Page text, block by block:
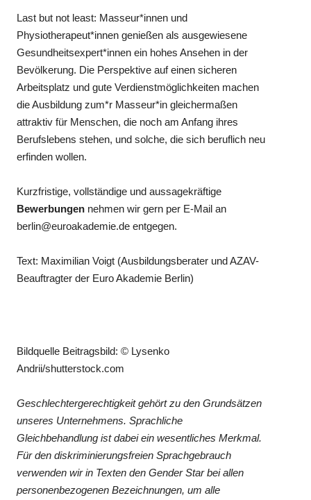
Last but not least: Masseur*innen und
Physiotherapeut*innen genießen als ausgewiesene
Gesundheitsexpert*innen ein hohes Ansehen in der
Bevölkerung. Die Perspektive auf einen sicheren
Arbeitsplatz und gute Verdienstmöglichkeiten machen
die Ausbildung zum*r Masseur*in gleichermaßen
attraktiv für Menschen, die noch am Anfang ihres
Berufslebens stehen, und solche, die sich beruflich neu
erfinden wollen.
Kurzfristige, vollständige und aussagekräftige
Bewerbungen nehmen wir gern per E-Mail an
berlin@euroakademie.de entgegen.
Text: Maximilian Voigt (Ausbildungsberater und AZAV-
Beauftragter der Euro Akademie Berlin)
Bildquelle Beitragsbild: © Lysenko
Andrii/shutterstock.com
Geschlechtergerechtigkeit gehört zu den Grundsätzen
unseres Unternehmens. Sprachliche
Gleichbehandlung ist dabei ein wesentliches Merkmal.
Für den diskriminierungsfreien Sprachgebrauch
verwenden wir in Texten den Gender Star bei allen
personenbezogenen Bezeichnungen, um alle